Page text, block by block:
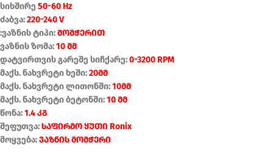
სიხშირე 50-60 Hz
ძაბვა:220-240 V
:ვაზნის ტიპი:მომჭერით
ვაზნის ზომა:10 მმ
დატვირთვის გარეშე სიჩქარე:0-3200 RPM
მაქს. ნახვრეტი ხეში:20მმ
მაქს. ნახვრეტი ლითონში:10მმ
მაქს. ნახვრეტი ბეტონში:10 მმ
წონა:1.4 კგ
შეფუთვა:საფირმო ყუთი Ronix
მოყვება:ვაზნის მომჭერი